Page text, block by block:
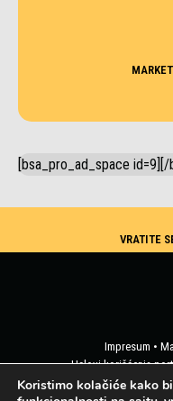
[bsa_pro_ad_space
VRATITE
Impresum •
Uslovi korišćenja
Pristup
Koristimo kolačiće kako